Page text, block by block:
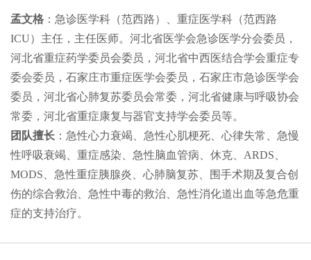
孟文格 ：急诊医学科（范西路）、重症医学科（范西路
ICU）主任，主任医师。河北省医学会急诊医学分会委员，
河北省重症药学委员会委员，河北省中西医结合学会重症专
委会委员，石家庄市重症医学会委员，石家庄市急诊医学会
委员，河北省心肺复苏委员会常委，河北省健康与呼吸协会
常委，河北省重症康复与器官支持学会委员等。
团队擅长 ：急性心力衰竭、急性心肌梗死、心律失常、急慢
性呼吸衰竭、重症感染、急性脑血管病、休克、ARDS、
MODS、急性重症胰腺炎、心肺脑复苏、围手术期及复合创
伤的综合救治、急性中毒的救治、急性消化道出血等急危重
症的支持治疗。